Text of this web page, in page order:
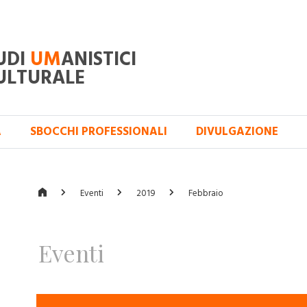
UMANISTICI
SBOCCHI PROFESSIONALI DIVULGAZIONE
Eventi 2019 Febbraio
Eventi